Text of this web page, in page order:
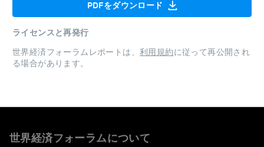
PDFをダウンロード
ライセンスと再発行
世界経済フォーラムレポートは、 利用規約に従って再公開され
る場合があります。
世界経済フォーラムについて